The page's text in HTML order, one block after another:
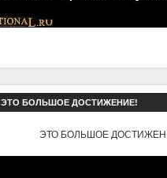
ЭТО БОЛЬШОЕ ДОСТИЖЕНИЕ!
ЭТО БОЛЬШОЕ